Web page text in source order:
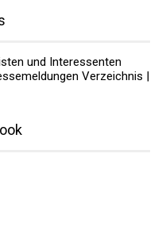
und Interessenten
Verzeichnis |